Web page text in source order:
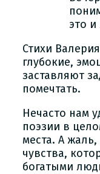
это
Стихи
глубокие,
заставляют
помечтать.
Нечасто нам
поэзии в
места. А
чувства,
богатыми